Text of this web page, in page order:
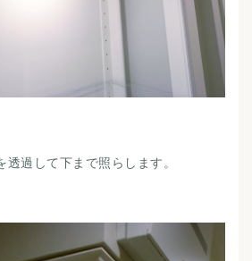
透過して下まで照らします。